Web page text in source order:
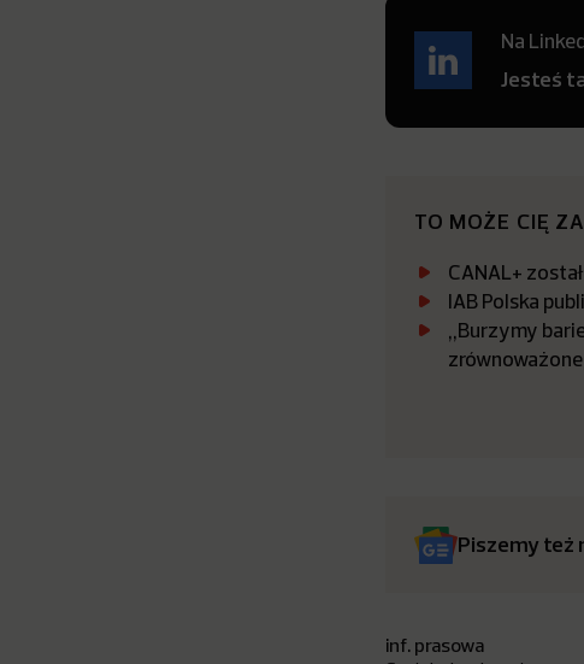
Na
Jesteś
TO MOŻE CIĘ
CANAL+
IAB Polska
„Burzymy
Piszemy też
inf. prasowa